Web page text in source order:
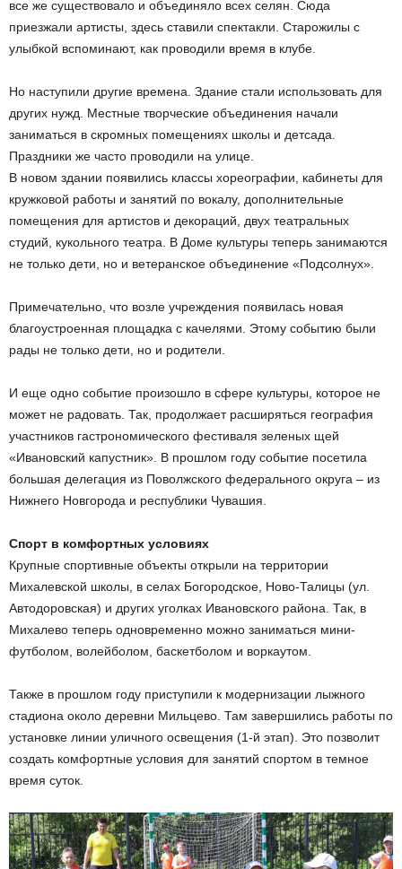
все же существовало и объединяло всех селян. Сюда
приезжали артисты, здесь ставили спектакли. Старожилы с
улыбкой вспоминают, как проводили время в клубе.
Но наступили другие времена. Здание стали использовать для
других нужд. Местные творческие объединения начали
заниматься в скромных помещениях школы и детсада.
Праздники же часто проводили на улице.
В новом здании появились классы хореографии, кабинеты для
кружковой работы и занятий по вокалу, дополнительные
помещения для артистов и декораций, двух театральных
студий, кукольного театра. В Доме культуры теперь занимаются
не только дети, но и ветеранское объединение «Подсолнух».
Примечательно, что возле учреждения появилась новая
благоустроенная площадка с качелями. Этому событию были
рады не только дети, но и родители.
И еще одно событие произошло в сфере культуры, которое не
может не радовать. Так, продолжает расширяться география
участников гастрономического фестиваля зеленых щей
«Ивановский капустник». В прошлом году событие посетила
большая делегация из Поволжского федерального округа – из
Нижнего Новгорода и республики Чувашия.
Спорт в комфортных условиях
Крупные спортивные объекты открыли на территории
Михалевской школы, в селах Богородское, Ново-Талицы (ул.
Автодоровская) и других уголках Ивановского района. Так, в
Михалево теперь одновременно можно заниматься мини-
футболом, волейболом, баскетболом и воркаутом.
Также в прошлом году приступили к модернизации лыжного
стадиона около деревни Мильцево. Там завершились работы по
установке линии уличного освещения (1-й этап). Это позволит
создать комфортные условия для занятий спортом в темное
время суток.